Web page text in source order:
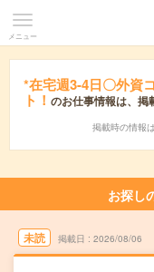
メニュー
*在宅週3-4日〇外資
ト！ のお仕事情報は、掲
掲載時の情報は
お探し
未読 掲載日 2026/08/06